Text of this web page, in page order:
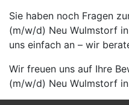
Sie haben noch Fragen
(m/w/d) Neu Wulmstorf
uns einfach an – wir
Wir freuen uns auf Ihre
(m/w/d) Neu Wulmstorf